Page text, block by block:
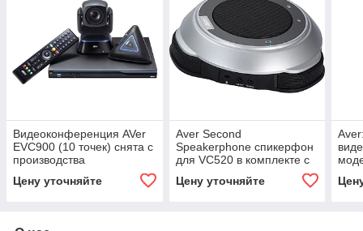
Видеоконференция AVer
EVC900 (10 точек) снята с
производства
Цену уточняйте
Aver Second
Speakerphone спикерфон
для VC520 в комплекте с
Цену уточняйте